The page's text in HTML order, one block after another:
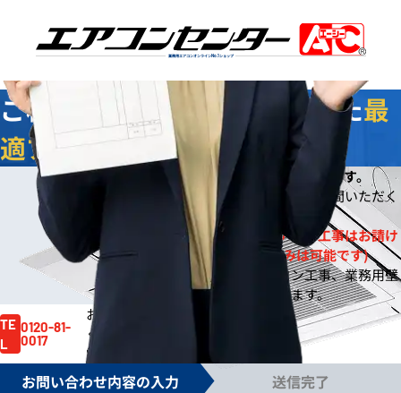
業務用エアコンオンラインNo.1ショップ
ご相談 無料 ！お客様に合わせた最
適プラン
をご提案します
今なら ※お見積りをご提出いたします。
※ご依頼の規模によりご案内までお時間いただく
場合もございます。
※一般住宅への壁掛ルームエアコン工事はお請け
しておりません。(機器販売のみは可能です)
※事務所や店舗のルームエアコン工事、業務用壁
掛エアコン工事は対応しております。
TE
L
0120-81-
0017
お見積り依頼はお電話でも賜ります。お気軽にご依頼
ください。
電話受付時間 /
お問い合わせ内容の入力 送信完了